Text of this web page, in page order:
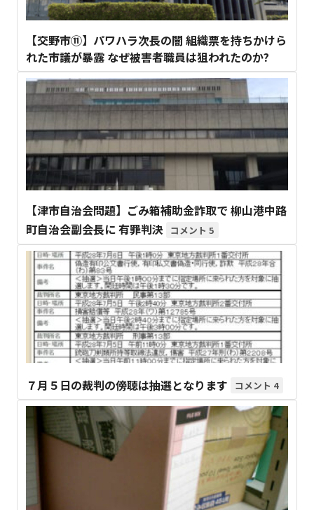
【交野市⑪】パワハラ次長の闇 組織票を持ちかけら
れた市議が暴露 なぜ被害者職員は狙われたのか?
【津市自治会問題】ごみ箱補助金詐取で 柳山港中路
町自治会副会長に 有罪判決
5
７月５日の裁判の傍聴は抽選となります 4